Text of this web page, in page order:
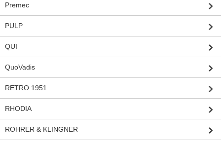
Premec
PULP
QUI
QuoVadis
RETRO 1951
RHODIA
ROHRER & KLINGNER